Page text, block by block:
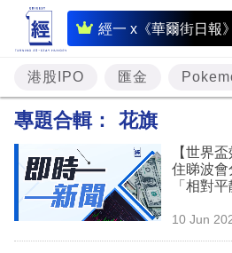
經一 x《華爾街日報》
即
時
財
經
投
資
港股IPO 匯金
專題合輯： 花旗
【世界
住睇波會
「相對平
10 Jun